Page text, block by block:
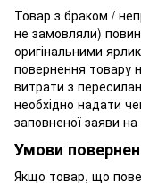
Товар з браком /
не замовляли)
оригінальними
повернення товару
витрати з
необхідно надати
заповненої заяви
Умови
Якщо товар, що